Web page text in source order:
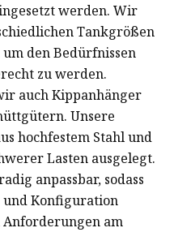
werden. Wir
Tankgrößen
den Bedürfnissen
zu werden.
auch Kippanhänger
Unsere
hochfestem Stahl und
Lasten ausgelegt.
anpassbar, sodass
und Konfiguration
am